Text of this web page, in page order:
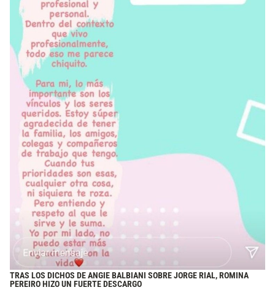
TRAS LOS DICHOS DE ANGIE BALBIANI SOBRE JORGE RIAL, ROMINA
PEREIRO HIZO UN FUERTE DESCARGO